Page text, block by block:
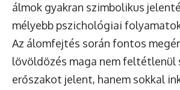
álmok gyakran szimbolikus
mélyebb pszichológiai
Az álomfejtés során fontos
lövöldözés maga nem feltétlenül
erőszakot jelent, hanem sokkal